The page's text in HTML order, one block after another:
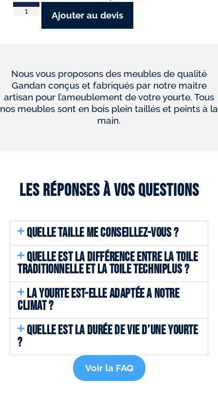
Ajouter au devis
Nous vous proposons des meubles de qualité
Gandan conçus et fabriqués par notre maitre
artisan pour l’ameublement de votre yourte. Tous
nos meubles sont en bois plein taillés et peints à la
main.
Les réponses à vos questions
QUELLE TAILLE ME CONSEILLEZ-VOUS ?
QUELLE EST LA DIFFÉRENCE ENTRE LA TOILE
TRADITIONNELLE ET LA TOILE TECHNIPLUS ?
LA YOURTE EST-ELLE ADAPTÉE A NOTRE
CLIMAT ?
QUELLE EST LA DURÉE DE VIE D’UNE YOURTE
?
Voir la FAQ